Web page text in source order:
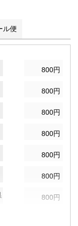
ル便
800円
800円
800円
800円
800円
800円
800円